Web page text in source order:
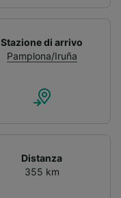
Stazione di arrivo
Pamplona/Iruña
Distanza
355 km